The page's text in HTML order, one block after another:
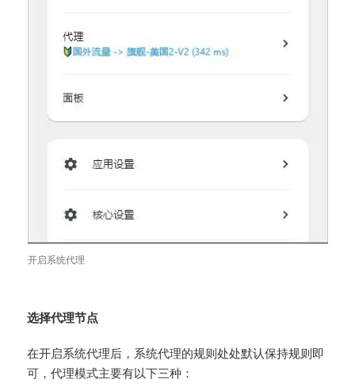
开启系统代理
选择代理节点
在开启系统代理后，系统代理的规则处处默认保持规则 即
可，代理模式主要有以下三种：